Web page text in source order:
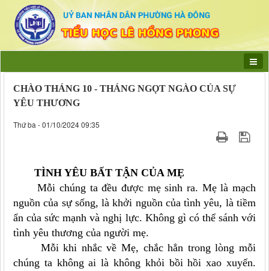
CHÀO THÁNG 10 - THÁNG NGỌT NGÀO CỦA SỰ
YÊU THƯƠNG
Thứ ba - 01/10/2024 09:35
TÌNH YÊU BẤT TẬN CỦA MẸ
Mỗi chúng ta đều được mẹ sinh ra. Mẹ là mạch
nguồn của sự sống, là khởi nguồn của tình yêu, là tiềm
ẩn của sức mạnh và nghị lực. Không gì có thể sánh với
tình yêu thương của người mẹ.
Mỗi khi nhắc về Mẹ, chắc hẳn trong lòng mỗi
chúng ta không ai là không khỏi bồi hồi xao xuyến.